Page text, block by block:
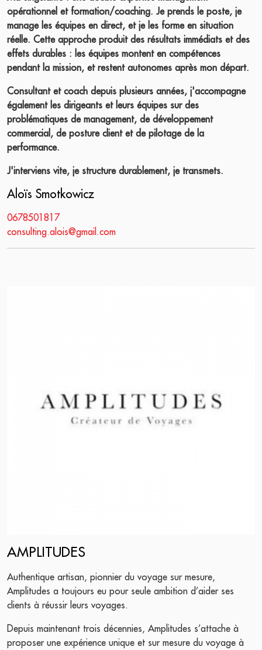
opérationnel et formation/coaching. Je prends le poste, je
manage les équipes en direct, et je les forme en situation
réelle. Cette approche produit des résultats immédiats et des
effets durables : les équipes montent en compétences
pendant la mission, et restent autonomes après mon départ.
Consultant et coach depuis plusieurs années, j'accompagne
également les dirigeants et leurs équipes sur des
problématiques de management, de développement
commercial, de posture client et de pilotage de la
performance.
J'interviens vite, je structure durablement, je transmets.
Aloïs Smotkowicz
0678501817
consulting.alois@gmail.com
AMPLITUDES
Authentique artisan, pionnier du voyage sur mesure,
Amplitudes a toujours eu pour seule ambition d’aider ses
clients à réussir leurs voyages.
Depuis maintenant trois décennies, Amplitudes s’attache à
proposer une expérience unique et sur mesure du voyage à